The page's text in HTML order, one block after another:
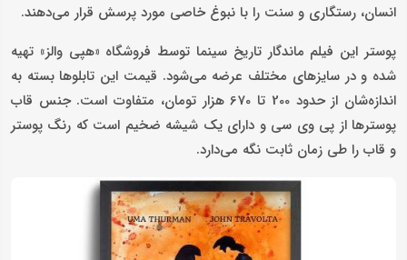
انسان، رستگاری و سنت را با نبوغ خاصی مورد پرسش قرار می‌دهند.
پوستر این فیلم ماندگار تاریخ سینما توسط فروشگاه «هپی والز» تهیه
شده و در سایزهای مختلف عرضه می‌شود. قیمت این تابلوها بسته به
اندازه‌شان از حدود 200 تا 670 هزار تومان، متفاوت است. جنس قاب
پوسترها از پی وی سی و دارای یک شیشه ضخیم است که رنگ پوستر
و قاب را طی زمان ثابت نگه می‌دارد.